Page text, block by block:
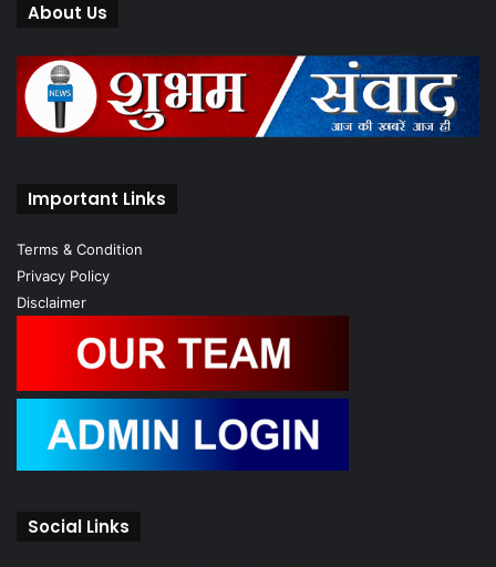
About Us
Important Links
Terms & Condition
Privacy Policy
Disclaimer
Social Links